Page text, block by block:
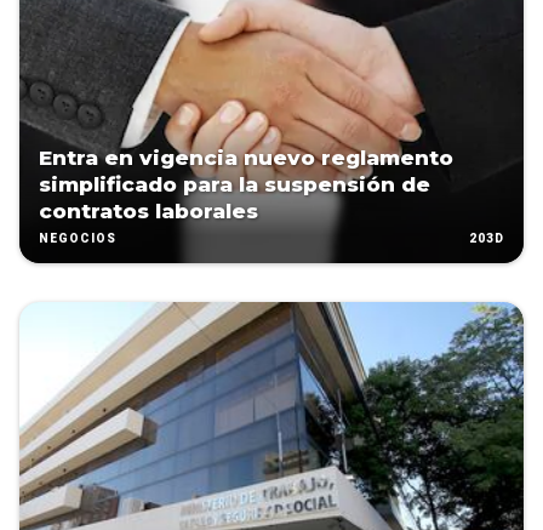
Entra en vigencia nuevo reglamento
simplificado para la suspensión de
contratos laborales
NEGOCIOS 203D